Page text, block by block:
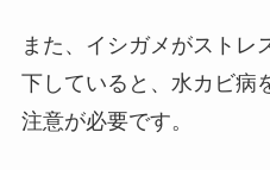
また、イシガメがストレ
下していると、水カビ病
注意が必要です。